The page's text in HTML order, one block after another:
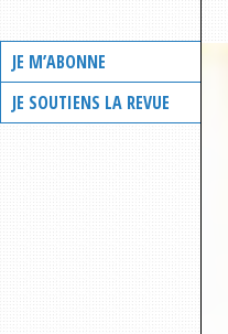
JE M’ABONNE
JE SOUTIENS LA REVUE